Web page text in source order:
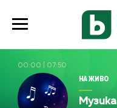
00:00 07:50
НА ЖИВО
Музика